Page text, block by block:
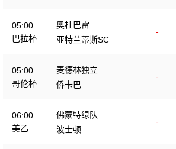
05:00
巴拉杯
奥杜巴雷
-
亚特兰蒂斯SC
05:00
哥伦杯
麦德林独立
-
侨卡巴
06:00
美乙
佛蒙特绿队
-
波士顿